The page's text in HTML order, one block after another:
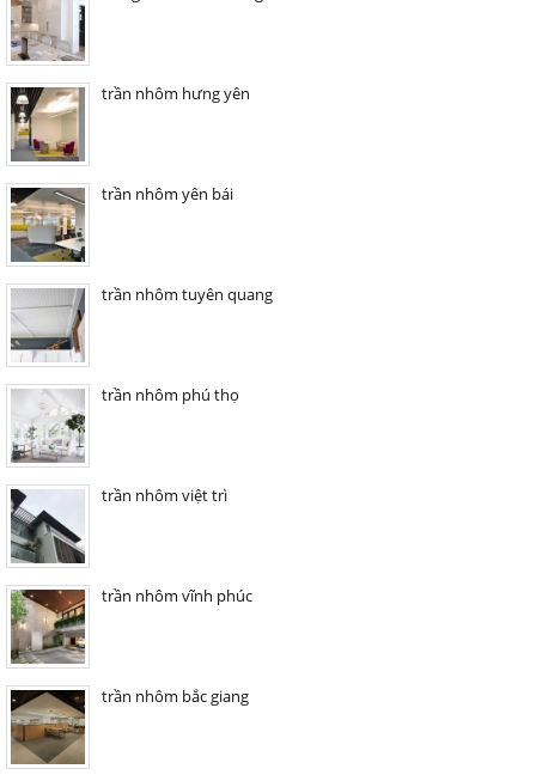
trần nhôm hưng yên
trần nhôm yên bái
trần nhôm tuyên quang
trần nhôm phú thọ
trần nhôm việt trì
trần nhôm vĩnh phúc
trần nhôm bắc giang